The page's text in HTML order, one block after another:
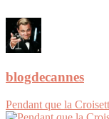
blogdecannes
Pendant que la